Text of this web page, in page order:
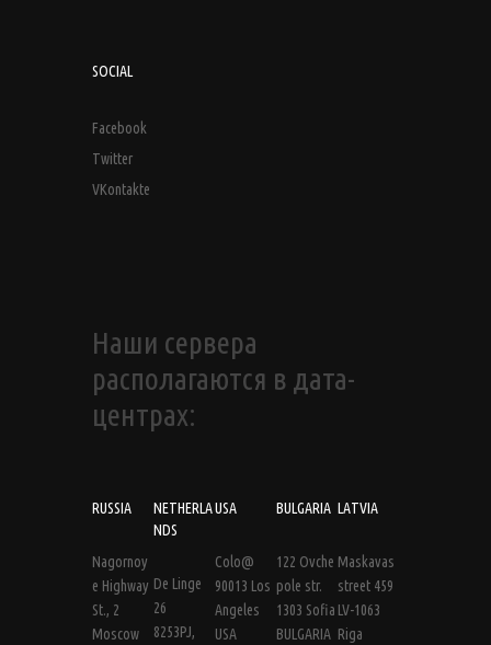
SOCIAL
Facebook
Twitter
VKontakte
Наши сервера
располагаются в дата-
центрах:
RUSSIA
Nagornoy
e Highway
St., 2
Moscow
NETHERLA
NDS
De Linge
26
8253PJ,
USA
Colo@
90013 Los
Angeles
USA
BULGARIA
122 Ovche
pole str.
1303 Sofia
BULGARIA
LATVIA
Maskavas
street 459
LV-1063
Riga